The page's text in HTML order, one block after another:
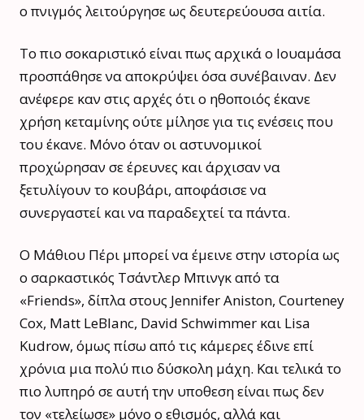
ο πνιγμός λειτούργησε ως δευτερεύουσα αιτία.
Το πιο σοκαριστικό είναι πως αρχικά ο Ιουαμάσα
προσπάθησε να αποκρύψει όσα συνέβαιναν. Δεν
ανέφερε καν στις αρχές ότι ο ηθοποιός έκανε
χρήση κεταμίνης ούτε μίλησε για τις ενέσεις που
του έκανε. Μόνο όταν οι αστυνομικοί
προχώρησαν σε έρευνες και άρχισαν να
ξετυλίγουν το κουβάρι, αποφάσισε να
συνεργαστεί και να παραδεχτεί τα πάντα.
Ο Μάθιου Πέρι μπορεί να έμεινε στην ιστορία ως
ο σαρκαστικός Τσάντλερ Μπινγκ από τα
«Friends», δίπλα στους Jennifer Aniston, Courteney
Cox, Matt LeBlanc, David Schwimmer και Lisa
Kudrow, όμως πίσω από τις κάμερες έδινε επί
χρόνια μια πολύ πιο δύσκολη μάχη. Και τελικά το
πιο λυπηρό σε αυτή την υποθεση είναι πως δεν
τον «τελείωσε» μόνο ο εθισμός, αλλά και